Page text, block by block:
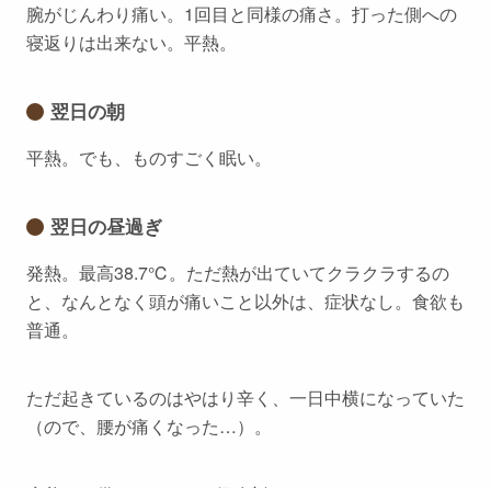
腕がじんわり痛い。1回目と同様の痛さ。打った側への
寝返りは出来ない。平熱。
翌日の朝
平熱。でも、ものすごく眠い。
翌日の昼過ぎ
発熱。最高38.7℃。ただ熱が出ていてクラクラするの
と、なんとなく頭が痛いこと以外は、症状なし。食欲も
普通。
ただ起きているのはやはり辛く、一日中横になっていた
（ので、腰が痛くなった…）。